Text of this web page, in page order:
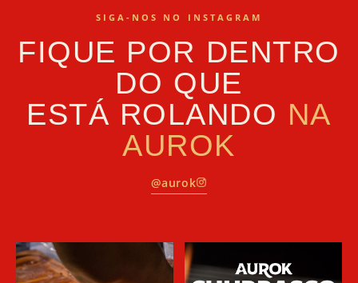
SIGA-NOS NO INSTAGRAM
FIQUE POR DENTRO
DO QUE
ESTÁ ROLANDO NA
AUROK
@aurok